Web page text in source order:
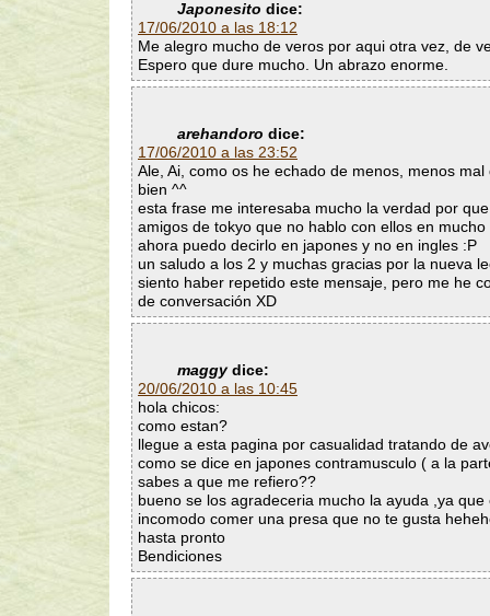
Japonesito dice:
17/06/2010 a las 18:12
Me alegro mucho de veros por aqui otra vez, de
Espero que dure mucho. Un abrazo enorme.
arehandoro dice:
17/06/2010 a las 23:52
Ale, Ai, como os he echado de menos, menos mal
bien ^^
esta frase me interesaba mucho la verdad por
amigos de tokyo que no hablo con ellos en mucho
ahora puedo decirlo en japones y no en ingles :P
un saludo a los 2 y muchas gracias por la nueva
siento haber repetido este mensaje, pero me he
de conversación XD
maggy dice:
20/06/2010 a las 10:45
hola chicos:
como estan?
llegue a esta pagina por casualidad tratando de
como se dice en japones contramusculo ( a la
sabes a que me refiero??
bueno se los agradeceria mucho la ayuda ,ya que
incomodo comer una presa que no te gusta
hasta pronto
Bendiciones